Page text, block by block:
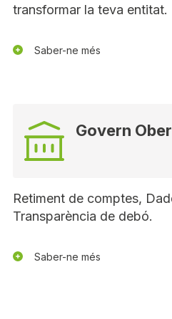
transformar la teva entitat.
Saber-ne més
Govern
Retiment de comptes,
Transparència de debó.
Saber-ne més